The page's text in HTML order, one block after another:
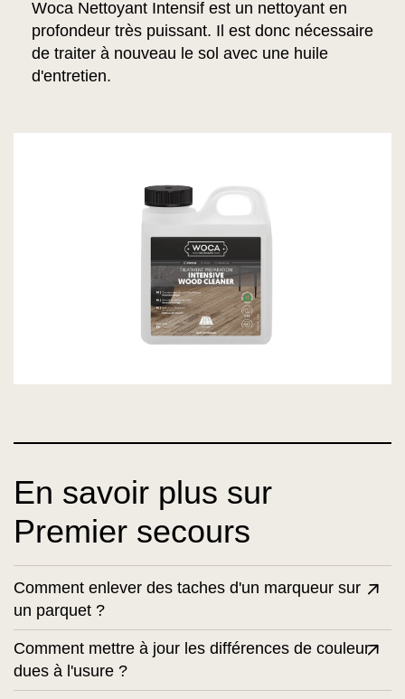
Woca Nettoyant Intensif est un nettoyant en
profondeur très puissant. Il est donc nécessaire
de traiter à nouveau le sol avec une huile
d'entretien.
En savoir plus sur
Premier secours
Comment enlever des taches d'un marqueur sur
un parquet ?
Comment mettre à jour les différences de couleur
dues à l'usure ?